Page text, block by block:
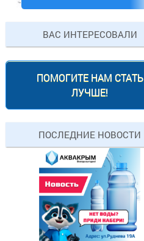
ВАС ИНТЕРЕСОВАЛИ
ПОМОГИТЕ НАМ СТАТЬ
ЛУЧШЕ!
ПОСЛЕДНИЕ НОВОСТИ